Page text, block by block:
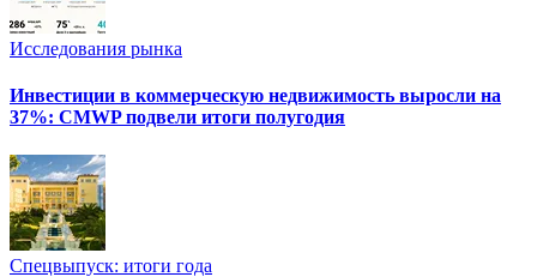
Исследования рынка
Инвестиции в коммерческую недвижимость выросли на
37%: CMWP подвели итоги полугодия
Спецвыпуск: итоги года